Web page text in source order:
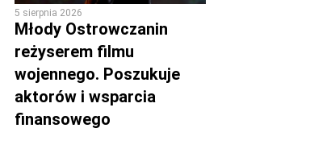
5 sierpnia 2026
Młody Ostrowczanin
reżyserem filmu
wojennego. Poszukuje
aktorów i wsparcia
finansowego